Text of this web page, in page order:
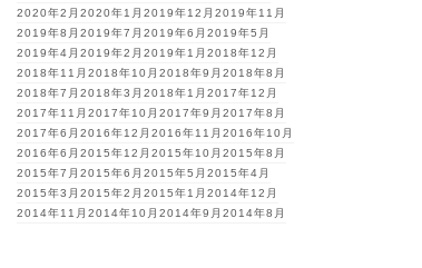
2020年2月 2020年1月 2019年12月 2019年11月
2019年8月 2019年7月 2019年6月 2019年5月
2019年4月 2019年2月 2019年1月 2018年12月
2018年11月 2018年10月 2018年9月 2018年8月
2018年7月 2018年3月 2018年1月 2017年12月
2017年11月 2017年10月 2017年9月 2017年8月
2017年6月 2016年12月 2016年11月 2016年10月
2016年6月 2015年12月 2015年10月 2015年8月
2015年7月 2015年6月 2015年5月 2015年4月
2015年3月 2015年2月 2015年1月 2014年12月
2014年11月 2014年10月 2014年9月 2014年8月